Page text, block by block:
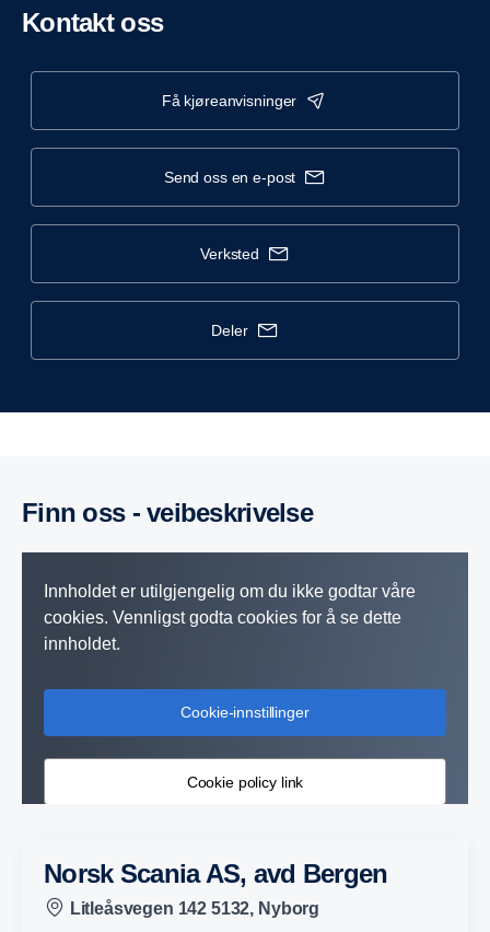
Kontakt oss
få kjøreanvisninger
send oss en e-post
verksted
deler
Finn oss - veibeskrivelse
Innholdet er utilgjengelig om du ikke godtar våre
cookies. Vennligst godta cookies for å se dette
innholdet.
Cookie-innstillinger
Cookie policy link
Norsk Scania AS, avd Bergen
Litleåsvegen 142 5132, Nyborg